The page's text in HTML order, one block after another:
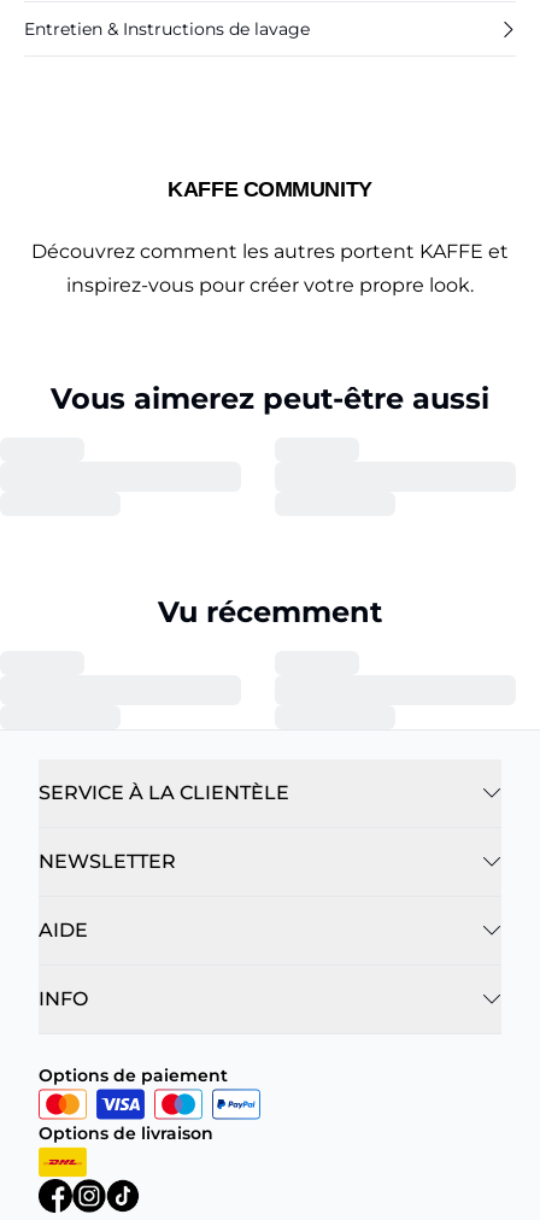
Entretien & Instructions de lavage
KAFFE COMMUNITY
Découvrez comment les autres portent KAFFE et
inspirez-vous pour créer votre propre look.
Vous aimerez peut-être aussi
Vu récemment
SERVICE À LA CLIENTÈLE
NEWSLETTER
AIDE
INFO
Options de paiement
Options de livraison